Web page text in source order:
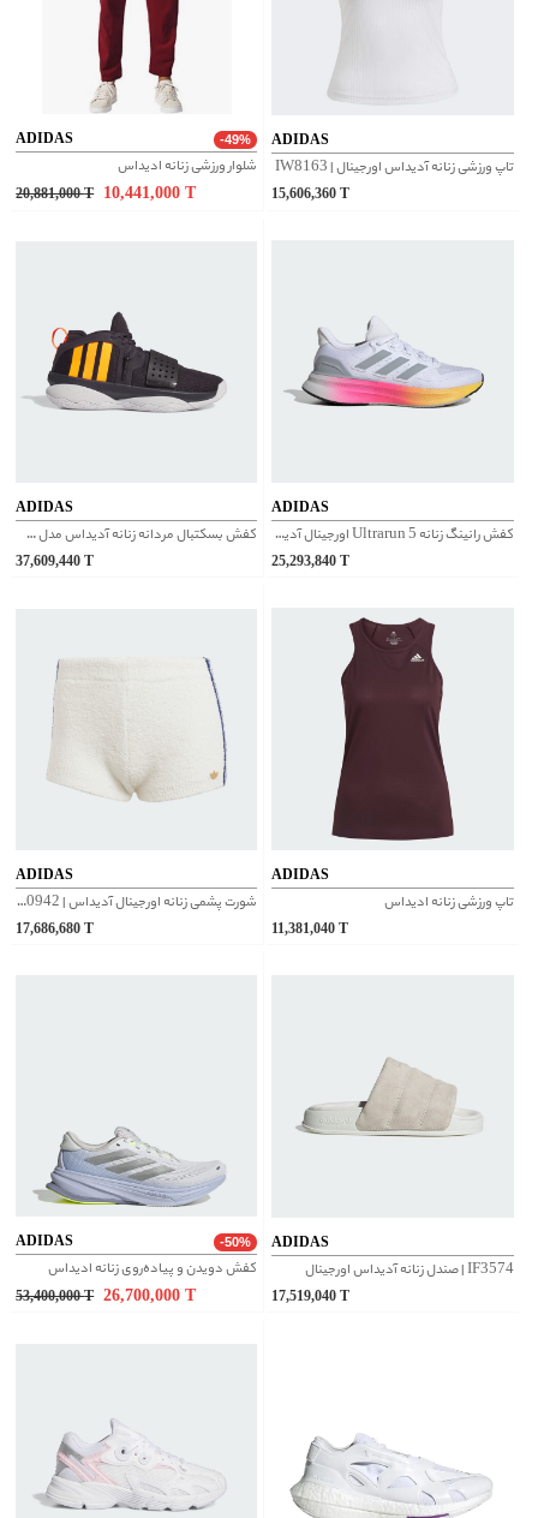
ADIDAS -49%
شلوار ورزشی زنانه ادیداس
20,881,000 T 10,441,000
ADIDAS
تاپ ورزشی زنانه آدیداس اورجینال |‌ IW8163
15,606,360
ADIDAS
کفش بسکتبال مردانه زنانه آدیداس مدل DAME 8 EXTPLY کد IF1512
37,609,440
ADIDAS
کفش رانینگ زنانه Ultrarun 5 اورجینال آدیداس | IE8808
25,293,840
ADIDAS
شورت پشمی زنانه اورجینال آدیداس | IX0942
17,686,680
ADIDAS
تاپ ورزشی زنانه ادیداس
11,381,040
ADIDAS -50%
کفش دویدن و پیاده‌روی زنانه ادیداس
53,400,000 T 26,700,000
ADIDAS
IF3574 | صندل زنانه آدیداس اورجینال
17,519,040